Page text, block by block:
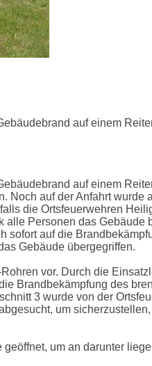
auf einem
auf einem
Noch auf der Anfahrt wurde
die Ortsfeuerwehren
Personen das Gebäude
sofort auf die
Gebäude übergegriffen.
vor. Durch die
Brandbekämpfung des
3 wurde von der
um
um an darunter